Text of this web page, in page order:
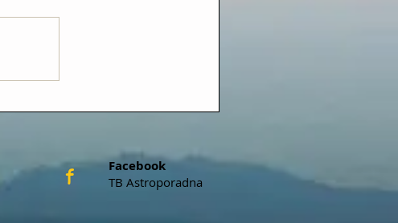
ÚPLNĚK V KOZOROHU
f Facebook
TB Astroporadna